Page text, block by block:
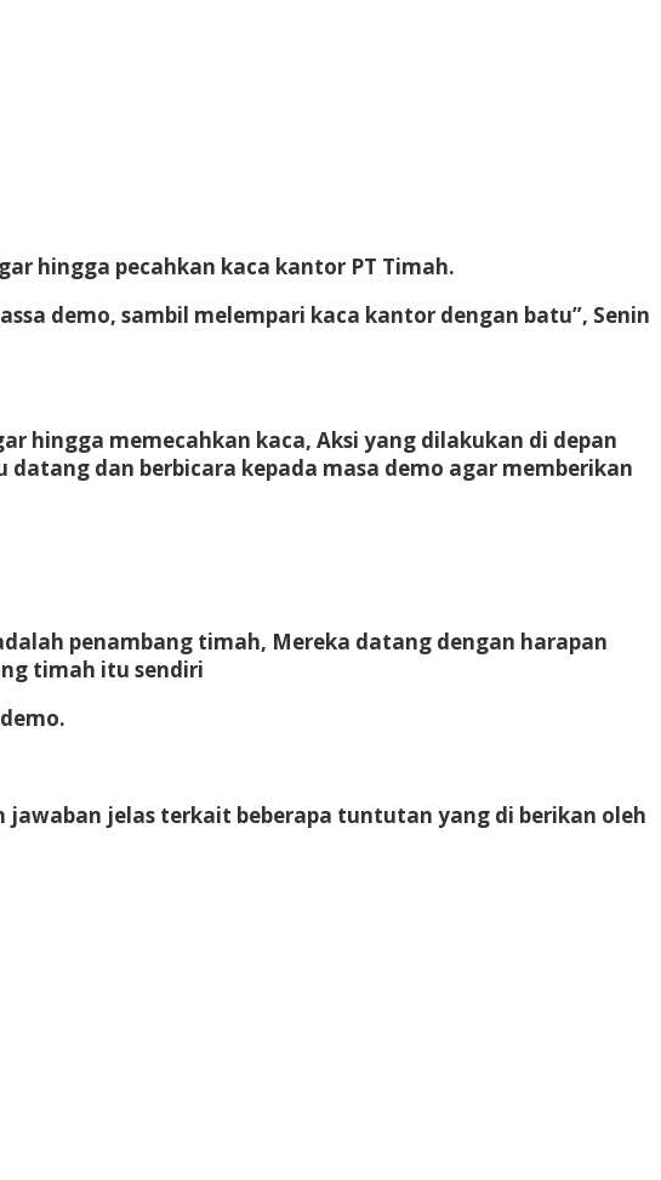
hingga pecahkan kaca kantor PT Timah.
demo, sambil melempari kaca kantor dengan batu”, Senin
hingga memecahkan kaca, Aksi yang dilakukan di depan
dan berbicara kepada masa demo agar memberikan
penambang timah, Mereka datang dengan harapan
timah itu sendiri
jawaban jelas terkait beberapa tuntutan yang di berikan oleh